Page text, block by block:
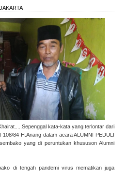
JAKARTA
kata-kata yang terlontar dari
108/84 H.Anang dalam acara ALUMNI PEDULI
yang di peruntukan khususon Alumni
di tengah pandemi virus mematikan juga